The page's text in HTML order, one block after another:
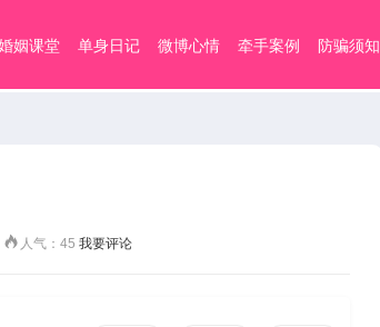
姻课堂 单身日记 微博心情 牵手案例 防骗须知
人气： 45 我要评论